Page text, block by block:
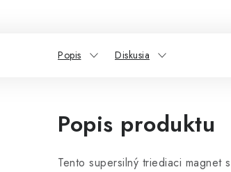
Popis Diskusia
Popis produktu
Tento supersilný triediaci magnet